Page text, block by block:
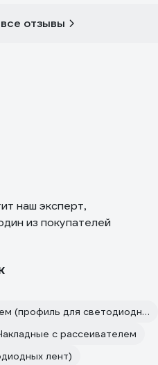
отзывы
наш эксперт,
из покупателей
Алюминиевые с рассеивателем (профиль для светодиодных лент)
с рассеивателем
лент)